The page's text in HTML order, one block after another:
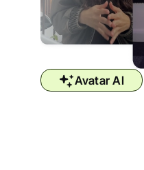
Avatar AI